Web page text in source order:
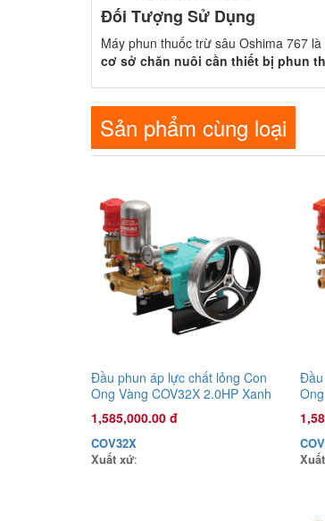
Đối Tượng Sử Dụng
Máy phun thuốc trừ sâu Oshima 767
cơ sở chăn nuôi cần thiết bị phun
Sản phẩm cùng loại
Đầu phun áp lực chất lỏng Con
Ong Vàng COV32X 2.0HP Xanh
mờ
1,585,000.00 đ
COV32X
Xuất xứ:
Đầu